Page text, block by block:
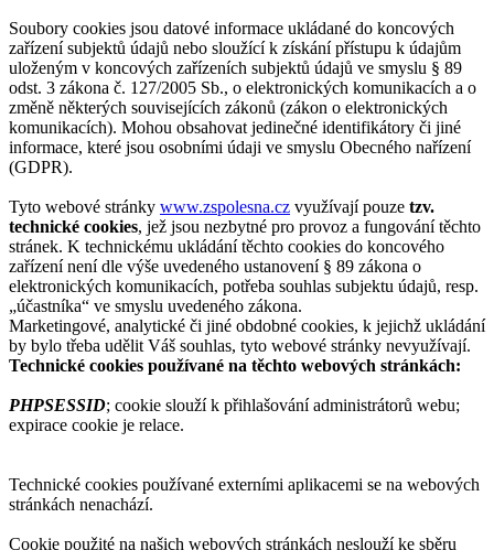
Soubory cookies jsou datové informace ukládané do koncových
zařízení subjektů údajů nebo sloužící k získání přístupu k údajům
uloženým v koncových zařízeních subjektů údajů ve smyslu § 89
odst. 3 zákona č. 127/2005 Sb., o elektronických komunikacích a o
změně některých souvisejících zákonů (zákon o elektronických
komunikacích). Mohou obsahovat jedinečné identifikátory či jiné
informace, které jsou osobními údaji ve smyslu Obecného nařízení
(GDPR).
Tyto webové stránky www.zspolesna.cz využívají pouze tzv.
technické cookies, jež jsou nezbytné pro provoz a fungování těchto
stránek. K technickému ukládání těchto cookies do koncového
zařízení není dle výše uvedeného ustanovení § 89 zákona o
elektronických komunikacích, potřeba souhlas subjektu údajů, resp.
„účastníka“ ve smyslu uvedeného zákona.
Marketingové, analytické či jiné obdobné cookies, k jejichž ukládání
by bylo třeba udělit Váš souhlas, tyto webové stránky nevyužívají.
Technické cookies používané na těchto webových stránkách:
PHPSESSID; cookie slouží k přihlašování administrátorů webu;
expirace cookie je relace.
Technické cookies používané externími aplikacemi se na webových
stránkách nenachází.
Cookie použité na našich webových stránkách neslouží ke sběru